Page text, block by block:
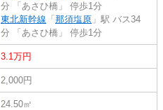
分 「あさひ橋」 停歩1分
東北新幹線 「 那須塩原 」駅 バス34
分 「あさひ橋」 停歩1分
3.1万円
2,000円
24.50㎡